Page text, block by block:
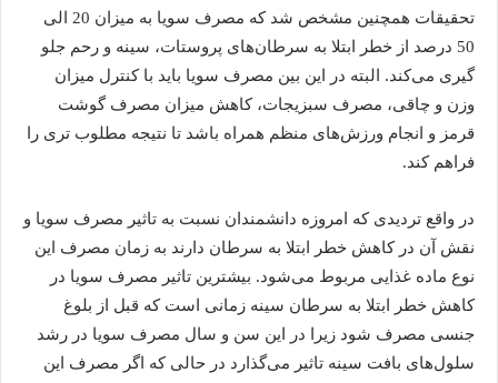
تحقیقات همچنین مشخص شد که مصرف سویا به میزان 20 الی
50 درصد از خطر ابتلا به سرطان‌های پروستات، سینه و رحم جلو
گیری می‌کند. البته در این بین مصرف سویا باید با کنترل میزان
وزن و چاقی، مصرف سبزیجات، کاهش میزان مصرف گوشت
قرمز و انجام ورزش‌های منظم همراه باشد تا نتیجه مطلوب تری را
فراهم کند.
در واقع تردیدی که امروزه دانشمندان نسبت به تاثیر مصرف سویا و
نقش آن در کاهش خطر ابتلا به سرطان دارند به زمان مصرف این
نوع ماده غذایی مربوط می‌شود. بیشترین تاثیر مصرف سویا در
کاهش خطر ابتلا به سرطان سینه زمانی است که قبل از بلوغ
جنسی مصرف شود زیرا در این سن و سال مصرف سویا در رشد
سلول‌های بافت سینه تاثیر می‌گذارد در حالی که اگر مصرف این